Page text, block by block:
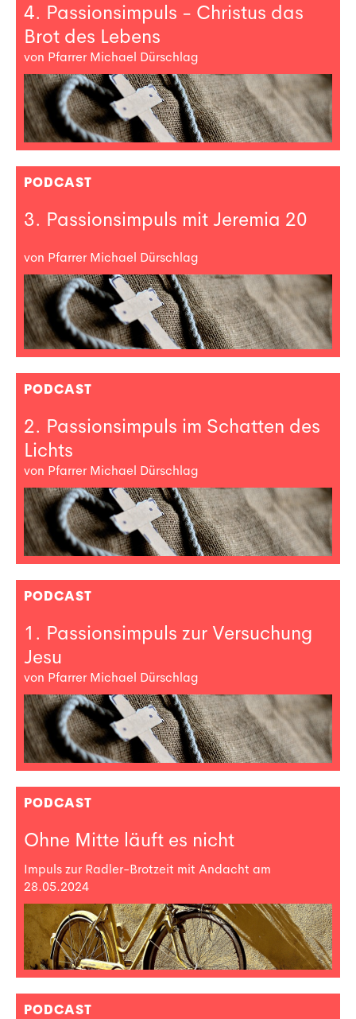
4. Passionsimpuls - Christus das
Brot des Lebens
von Pfarrer Michael Dürschlag
PODCAST
3. Passionsimpuls mit Jeremia 20
von Pfarrer Michael Dürschlag
PODCAST
2. Passionsimpuls im Schatten des
Lichts
von Pfarrer Michael Dürschlag
PODCAST
1. Passionsimpuls zur Versuchung
Jesu
von Pfarrer Michael Dürschlag
PODCAST
Ohne Mitte läuft es nicht
Impuls zur Radler-Brotzeit mit Andacht am
28.05.2024
PODCAST